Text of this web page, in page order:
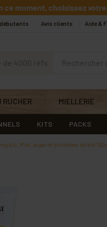
ce moment, choisissez
débutants Avis clients Aide &
de 4000 réfs
RUCHER MIELLERIE
KITS PACKS
bio, Miel, argan et protéines de blé